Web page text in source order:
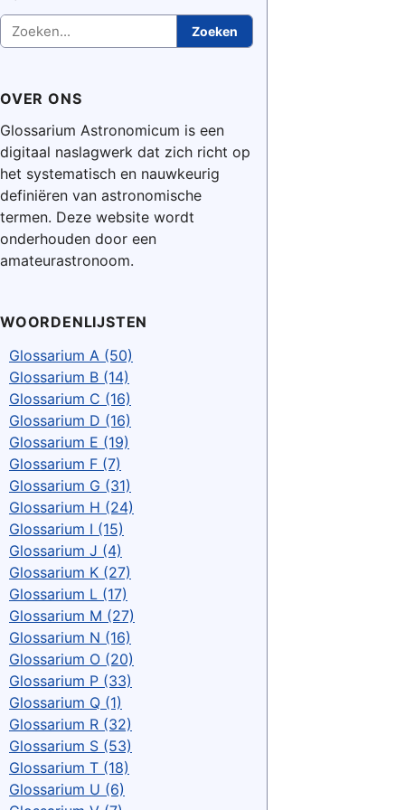
Zoeken
Zoeken
OVER ONS
Glossarium Astronomicum is een
digitaal naslagwerk dat zich richt op
het systematisch en nauwkeurig
definiëren van astronomische
termen. Deze website wordt
onderhouden door een
amateurastronoom.
WOORDENLIJSTEN
Glossarium A (50)
Glossarium B (14)
Glossarium C (16)
Glossarium D (16)
Glossarium E (19)
Glossarium F (7)
Glossarium G (31)
Glossarium H (24)
Glossarium I (15)
Glossarium J (4)
Glossarium K (27)
Glossarium L (17)
Glossarium M (27)
Glossarium N (16)
Glossarium O (20)
Glossarium P (33)
Glossarium Q (1)
Glossarium R (32)
Glossarium S (53)
Glossarium T (18)
Glossarium U (6)